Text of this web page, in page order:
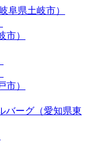
阜県土岐市）
市）
市）
バーグ（愛知県東